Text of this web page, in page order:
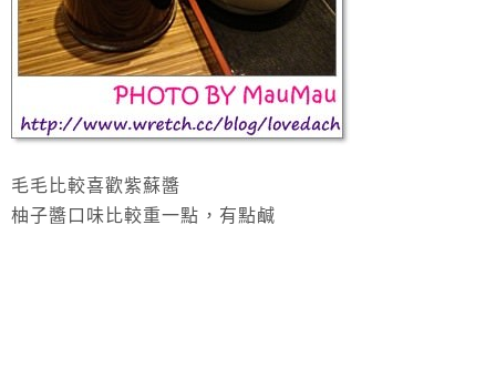
毛毛比較喜歡紫蘇醬
柚子醬口味比較重一點，有點鹹